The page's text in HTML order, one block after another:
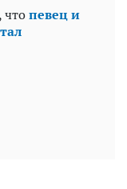
чтопевец и